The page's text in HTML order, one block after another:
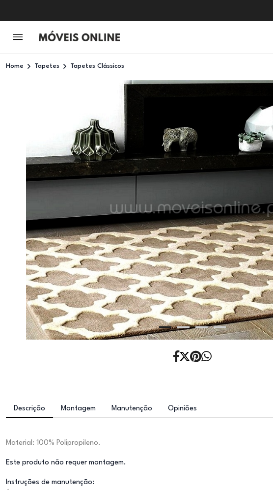
Home Tapetes Tapetes Clássicos
Descrição Montagem Manutenção Opiniões
Material: 100% Polipropileno.
Este produto não requer montagem.
Instruções de manutenção: